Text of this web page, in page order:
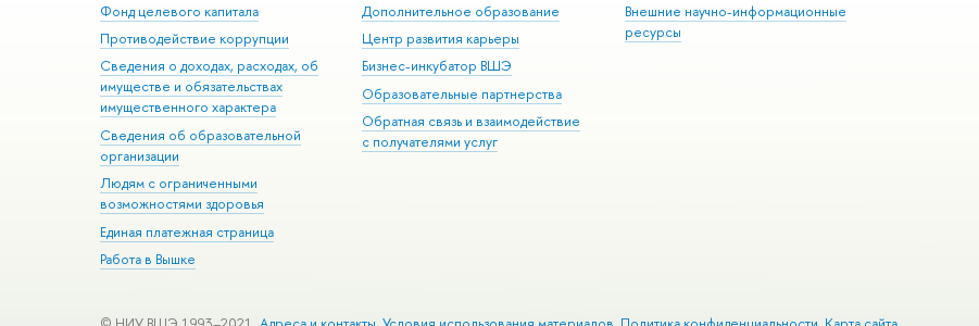
Фонд целевого капитала
Противодействие коррупции
Сведения о доходах, расходах, об
имуществе и обязательствах
имущественного характера
Сведения об образовательной
организации
Людям с ограниченными
возможностями здоровья
Единая платежная страница
Работа в Вышке
Дополнительное образование
Центр развития карьеры
Бизнес-инкубатор ВШЭ
Образовательные партнерства
Обратная связь и взаимодействие
с получателями услуг
Внешние научно-информационные
ресурсы